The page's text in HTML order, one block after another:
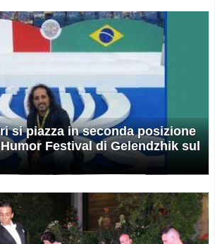
si piazza in seconda posizione
Festival di Gelendzhik sul